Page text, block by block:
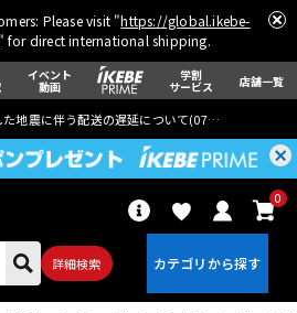
Please visit "https://global.ikebe-
" for direct international shipping.
イベント
動画
学割
サービス 店舗一覧
た地震に伴う配送の遅延について(07月29日
詳細検索
0